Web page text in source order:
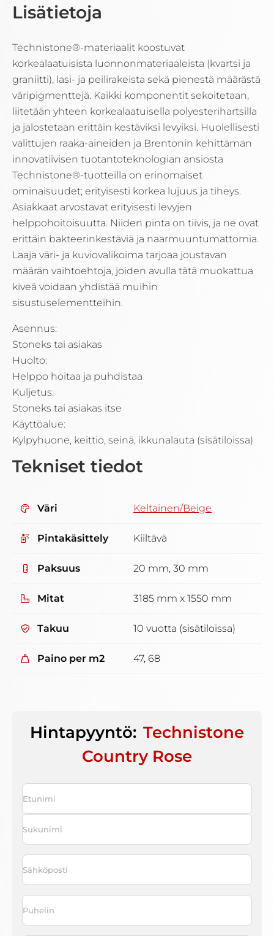
Lisätietoja
Technistone®-materiaalit koostuvat
korkealaatuisista luonnonmateriaaleista (kvartsi ja
graniitti), lasi- ja peilirakeista sekä pienestä määrästä
väripigmenttejä. Kaikki komponentit sekoitetaan,
liitetään yhteen korkealaatuisella polyesterihartsilla
ja jalostetaan erittäin kestäviksi levyiksi. Huolellisesti
valittujen raaka-aineiden ja Brentonin kehittämän
innovatiivisen tuotantoteknologian ansiosta
Technistone®-tuotteilla on erinomaiset
ominaisuudet; erityisesti korkea lujuus ja tiheys.
Asiakkaat arvostavat erityisesti levyjen
helppohoitoisuutta. Niiden pinta on tiivis, ja ne ovat
erittäin bakteerinkestäviä ja naarmuuntumattomia.
Laaja väri- ja kuviovalikoima tarjoaa joustavan
määrän vaihtoehtoja, joiden avulla tätä muokattua
kiveä voidaan yhdistää muihin
sisustuselementteihin.
Asennus:
Stoneks tai asiakas
Huolto:
Helppo hoitaa ja puhdistaa
Kuljetus:
Stoneks tai asiakas itse
Käyttöalue:
Kylpyhuone, keittiö, seinä, ikkunalauta (sisätiloissa)
Tekniset tiedot
Väri Keltainen/Beige
Pintakäsittely Kiiltävä
Paksuus 20 mm, 30 mm
Mitat 3185 mm x 1550 mm
Takuu 10 vuotta (sisätiloissa)
Paino per m2 47, 68
Hintapyyntö: Technistone
Country Rose
Nimi
First
Sähköposti
Puhelin